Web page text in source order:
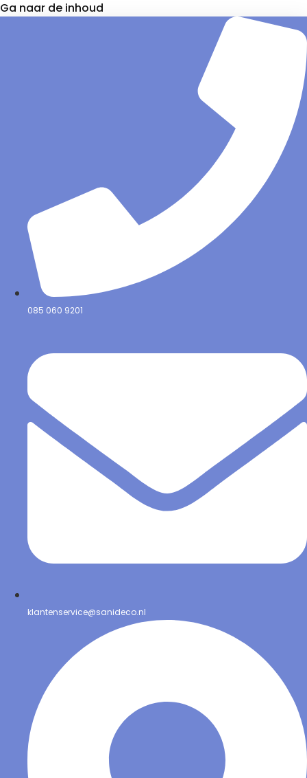
Ga naar de inhoud
085 060 9201
klantenservice@sanideco.nl